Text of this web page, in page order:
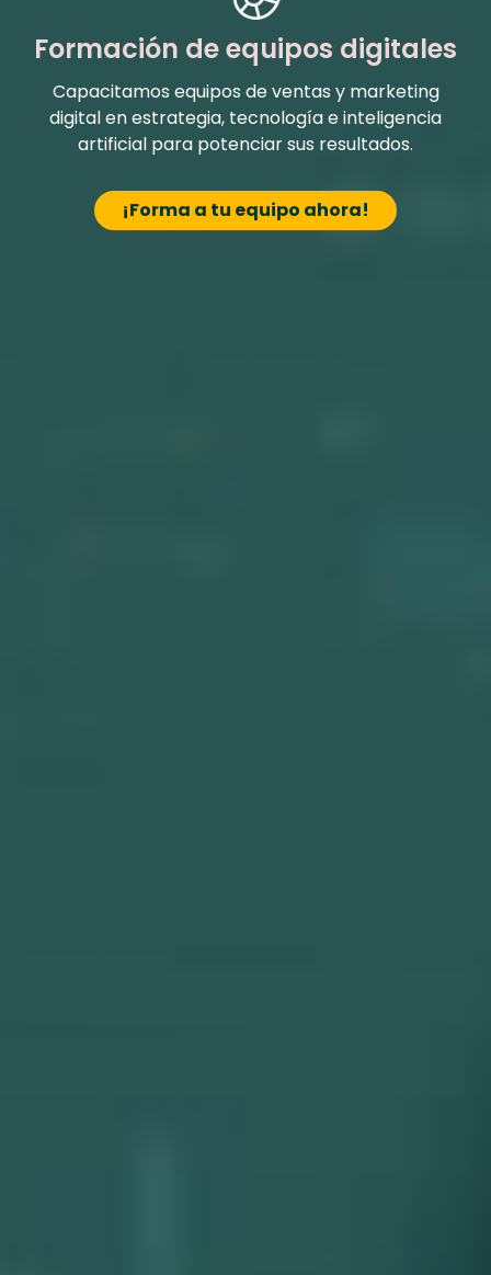
Formación de equipos digitales
Capacitamos equipos de ventas y marketing
digital en estrategia, tecnología e inteligencia
artificial para potenciar sus resultados.
¡Forma a tu equipo ahora!